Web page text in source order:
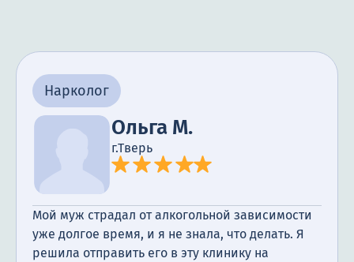
Нарколог
Ольга М.
г.Тверь
Мой муж страдал от алкогольной зависимости
уже долгое время, и я не знала, что делать. Я
решила отправить его в эту клинику на